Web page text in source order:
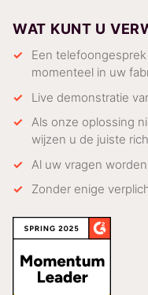
WAT KUNT U
Een
momenteel in uw
Live demonstratie
Als onze oplossing
wijzen u de juiste
Al uw vragen
Zonder enige